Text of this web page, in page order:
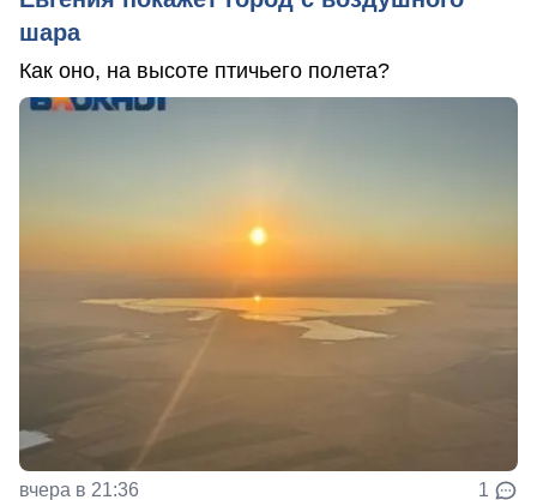
шара
Как оно, на высоте птичьего полета?
вчера в 21:36 1